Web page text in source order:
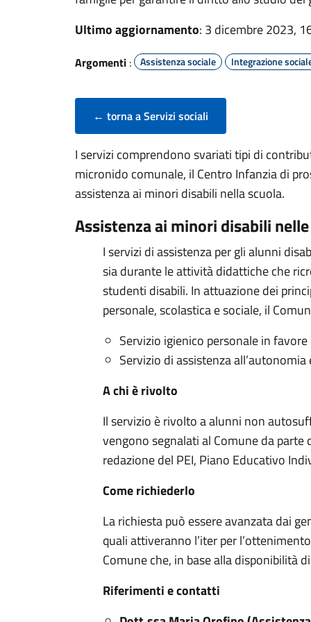
Ultimo aggiornamento: 3 dicembre 2023,
Argomenti : Assistenza sociale Integrazione
← torna a Servizi sociali
I servizi comprendono svariati tipi di
micronido comunale, il Centro Infanzia di
assistenza ai minori disabili nella scuola.
Assistenza ai minori disabili
I servizi di assistenza per gli alunni
sia durante le attività didattiche che
studenti disabili. In attuazione dei
personale, scolastica e sociale, il
Servizio igienico personale in
Servizio di assistenza
A chièrivolto
Il servizio è rivolto a alunni non
vengono segnalati al Comune da parte
redazione del PEI, Piano Educativo
Come richiederlo
La richiesta può essere avanzata dai
quali attiveranno l’iter per
Comune che, in base alla disponibilità
Riferimenti e contatti